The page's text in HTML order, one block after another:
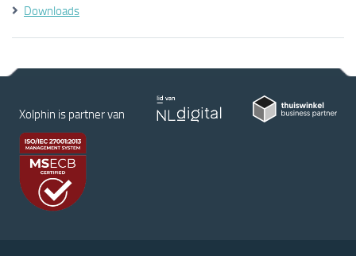
Downloads
Xolphin is partner van